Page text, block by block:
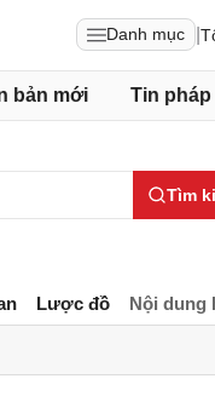
Danh mục
bản mới Tin pháp
Tìm
Lược đồ Nội dung